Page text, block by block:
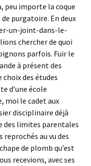
peu importe la coque
de purgatoire. En deux
un-joint-dans-le-
chercher de quoi
parfois. Fuir le
à présent des
des études
d’une école
moi le cadet aux
disciplinaire déjà
des limites parentales
reprochés au vu des
de plomb qu’est
recevions, avec ses